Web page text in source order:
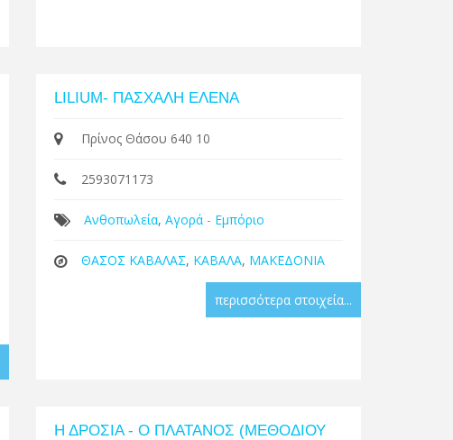
LILIUM- ΠΑΣΧΑΛΗ ΕΛΕΝΑ
Πρίνος Θάσου 640 10
2593071173
Ανθοπωλεία, Αγορά - Εμπόριο
ΘΑΣΟΣ ΚΑΒΑΛΑΣ, ΚΑΒΑΛΑ, ΜΑΚΕΔΟΝΙΑ
περισσότερα στοιχεία...
Η ΔΡΟΣΙΑ - Ο ΠΛΑΤΑΝΟΣ (ΜΕΘΟΔΙΟΥ